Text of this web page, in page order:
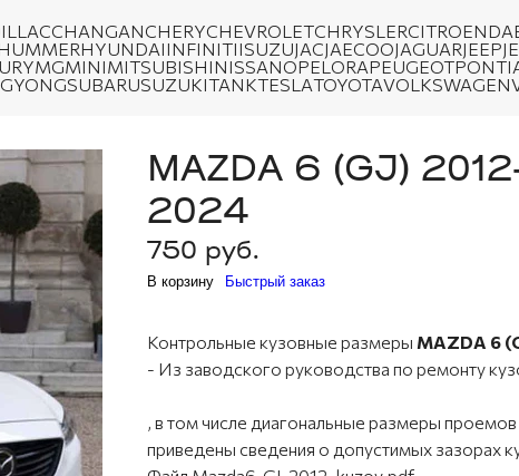
CHANGANCHERYCHEVROLETCHRYSLERCITROEN
HYUNDAIINFINITIISUZUJACJAECOOJAGUARJEEP
MGMINIMITSUBISHINISSANOPEL ORAPEUGEOT
SUBARUSUZUKITANKTESLATOYOTAVOLKSWAGEN
MAZDA 6 (GJ)
2024
750 руб.
В корзину Быстрый заказ
Контрольные кузовные размеры MAZDA 6
- Из заводского руководства по ремонту
, в том числе диагональные размеры
приведены сведения о допустимых зазорах